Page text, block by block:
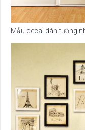
Mẫu decal dán tường